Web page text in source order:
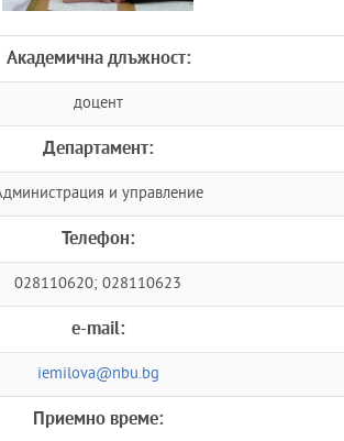
Академична длъжност:
доцент
Департамент:
и управление
Телефон:
028110620; 028110623
e-mail:
iemilova@nbu.bg
Приемно време: